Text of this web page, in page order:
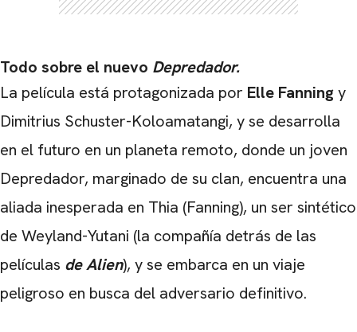
Todo sobre el nuevo Depredador.
La película está protagonizada por Elle Fanningy
Dimitrius Schuster-Koloamatangi, y se desarrolla
en el futuro en un planeta remoto, donde un joven
Depredador, marginado de su clan, encuentra una
aliada inesperada en Thia (Fanning), un ser sintético
de Weyland-Yutani (la compañía detrás de las
películas de Alien), y se embarca en un viaje
peligroso en busca del adversario definitivo.
CARREGANDO PUBLICIDADE